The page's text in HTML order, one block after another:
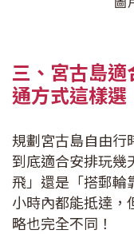
三、宮古島
通方式這樣選
規劃宮古島自由行
到底適合安排玩幾
飛」還是「搭郵輪
小時內都能抵達，
略也完全不同！